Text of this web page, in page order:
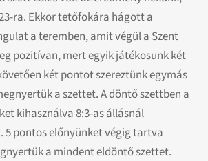
ra. Ekkor tetőfokára hágott a
a teremben, amit végül a Szent
pozitívan, mert egyik játékosunk két
két pontot szereztünk egymás
a szettet. A döntő szettben a
kihasználva 8:3-as állásnál
5 pontos előnyünket végig tartva
a mindent eldöntő szettet.